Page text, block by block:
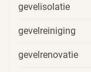
gevelisolatie
gevelreiniging
gevelrenovatie